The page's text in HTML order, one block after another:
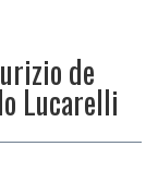
de
Lucarelli